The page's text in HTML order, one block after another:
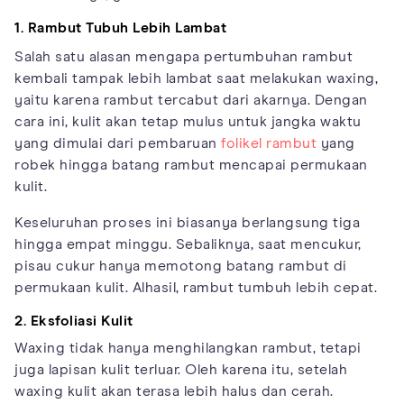
1. Rambut Tubuh Lebih Lambat
Salah satu alasan mengapa pertumbuhan rambut
kembali tampak lebih lambat saat melakukan waxing,
yaitu karena rambut tercabut dari akarnya. Dengan
cara ini, kulit akan tetap mulus untuk jangka waktu
yang dimulai dari pembaruan folikel rambut yang
robek hingga batang rambut mencapai permukaan
kulit.
Keseluruhan proses ini biasanya berlangsung tiga
hingga empat minggu. Sebaliknya, saat mencukur,
pisau cukur hanya memotong batang rambut di
permukaan kulit. Alhasil, rambut tumbuh lebih cepat.
2. Eksfoliasi Kulit
Waxing tidak hanya menghilangkan rambut, tetapi
juga lapisan kulit terluar. Oleh karena itu, setelah
waxing kulit akan terasa lebih halus dan cerah.